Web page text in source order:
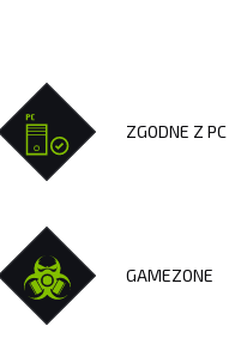
CAR AUDIO
KOMPRESORY
ODKURZACZE
ŁADOWARKI
ZGODNE Z PC
GAMEZONE